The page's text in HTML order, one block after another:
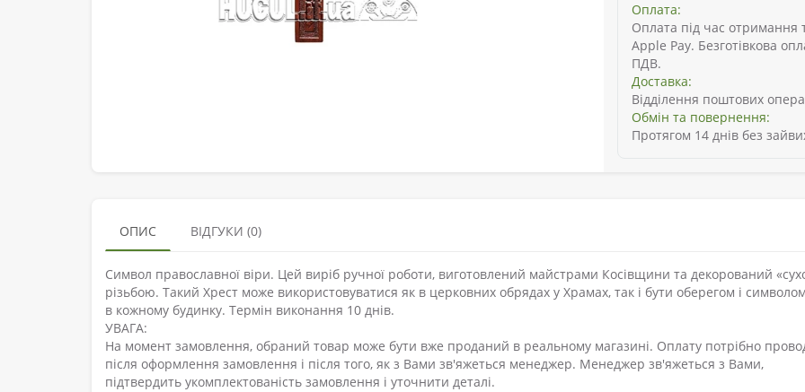
Оплата:
Оплата під час отримання
Apple Pay. Безготівкова
ПДВ.
Доставка:
Відділення поштових
Обмін та повернення:
Протягом 14 днів без
ОПИС ВІДГУКИ (0)
Символ православної віри. Цей виріб ручної роботи, виготовлений майстрами Косівщини та декорований
різьбою. Такий Хрест може використовуватися як в церковних обрядах у Храмах, так і бути оберегом і
в кожному будинку. Термін виконання 10 днів.
УВАГА:
На момент замовлення, обраний товар може бути вже проданий в реальному магазині. Оплату потрібно
після оформлення замовлення і після того, як з Вами зв'яжеться менеджер. Менеджер зв'яжеться з Вами,
підтвердить укомплектованість замовлення і уточнити деталі.